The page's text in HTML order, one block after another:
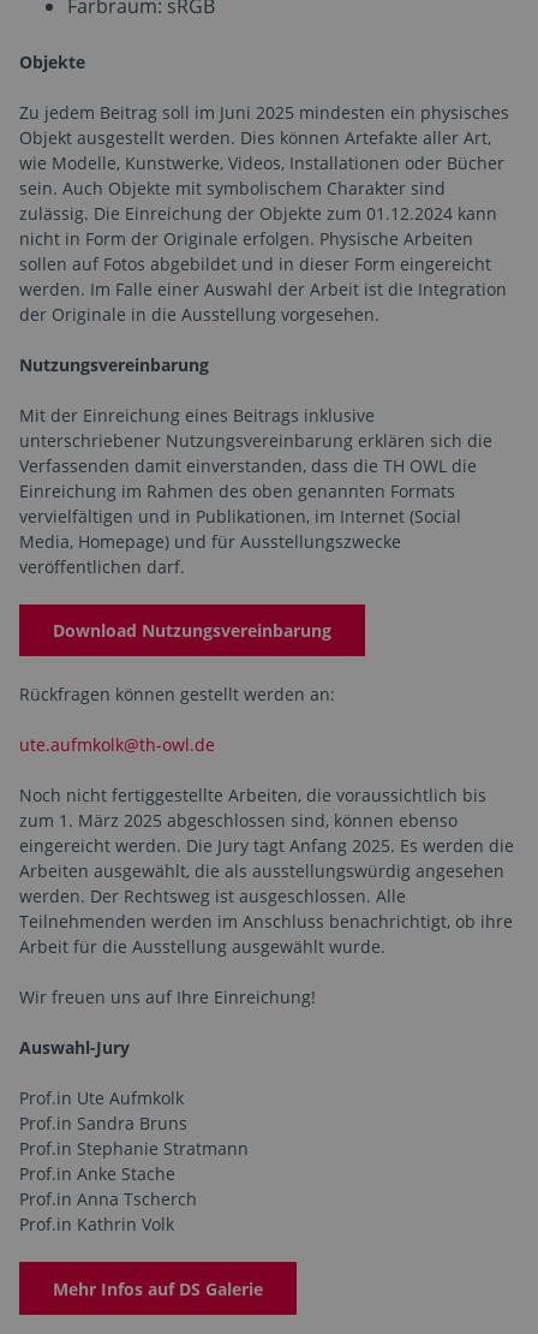
Farbraum: sRGB​
Objekte
Zu jedem Beitrag soll im Juni 2025 mindesten ein physisches
Objekt ausgestellt werden. Dies können Artefakte aller Art,
wie Modelle, Kunstwerke, Videos, Installationen oder Bücher
sein. Auch Objekte mit symbolischem Charakter sind
zulässig. ​Die Einreichung der Objekte zum 01.12.2024 kann
nicht in Form der Originale erfolgen. Physische Arbeiten
sollen auf Fotos abgebildet und in dieser Form eingereicht
werden. Im Falle einer Auswahl der Arbeit ist die Integration
der Originale in die Ausstellung vorgesehen.
Nutzungsvereinbarung
Mit der Einreichung eines Beitrags inklusive
unterschriebener Nutzungsvereinbarung erklären sich die
Verfassenden damit einverstanden, dass die TH OWL die
Einreichung im Rahmen des oben genannten Formats
vervielfältigen und in Publikationen, im Internet (Social
Media, Homepage) und für Ausstellungszwecke
veröffentlichen darf.​​​​
Download Nutzungsvereinbarung
​​​​​​​​Rückfragen können gestellt werden an:
ute.aufmkolk@th-owl.de
Noch nicht fertiggestellte Arbeiten, die voraussichtlich bis
zum 1. März 2025 abgeschlossen sind, können ebenso
eingereicht werden. Die Jury tagt Anfang 2025. Es werden die
Arbeiten ausgewählt, die als ausstellungswürdig angesehen
werden. Der Rechtsweg ist ausgeschlossen. Alle
Teilnehmenden werden im Anschluss benachrichtigt, ob ihre
Arbeit für die Ausstellung ausgewählt wurde.
Wir freuen uns auf Ihre Einreichung!
Auswahl-Jury
Prof.in Ute Aufmkolk
Prof.in Sandra Bruns
Prof.in Stephanie Stratmann
Prof.in Anke Stache
Prof.in Anna Tscherch
Prof.in Kathrin Volk
Mehr Infos auf DS Galerie